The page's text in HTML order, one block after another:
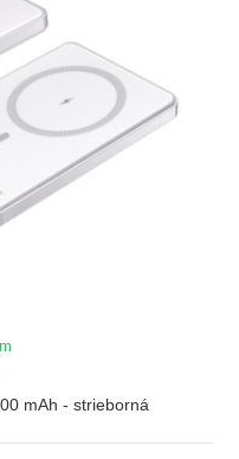
mAh - strieborná